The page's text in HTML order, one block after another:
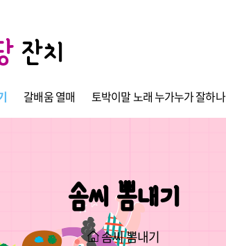
잔치
갈배움 열매 토박이말 노래 누가누가 잘하나
솜씨 뽐내기
솜씨 뽐내기